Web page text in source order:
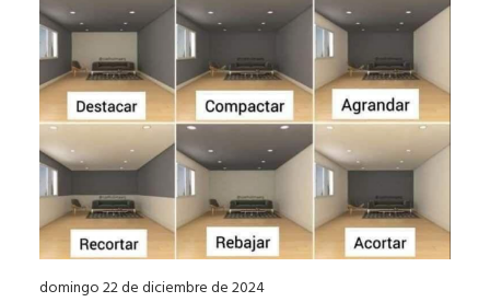
domingo 22 de diciembre de 2024